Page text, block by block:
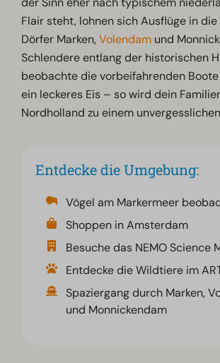
Flair steht, lohnen sich Ausflüge in
Dörfer Marken,Volendam und
Schlendere entlang der historischen
beobachte die vorbeifahrenden
ein leckeres Eis – so wird dein
Nordholland zu einem
Entdecke die Umgebung:
Vögel am Markermeer
Shoppen in Amsterdam
Besuche das NEMO Science
Entdecke die Wildtiere im
Spaziergang durch Marken,
und Monnickendam